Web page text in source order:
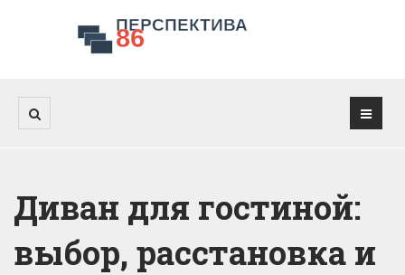
Диван для гостиной:
выбор, расстановка и